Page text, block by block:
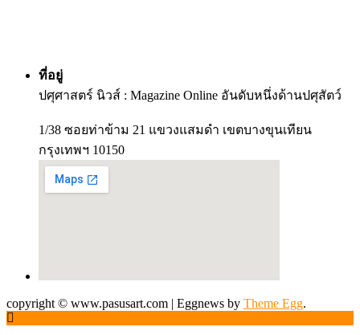
ที่อยู่
ปศุศาสตร์ นิวส์ : Magazine Online อันดับหนึ่งด้านปศุสัตว์
1/38 ซอยท่าข้าม 21 แขวงแสมดำ เขตบางขุนเทียน
กรุงเทพฯ 10150
copyright © www.pasusart.com | Eggnews by Theme Egg.